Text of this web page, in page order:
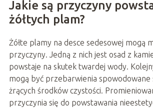
Jakie są przyczyny
żółtych plam?
Żółte plamy na desce sedesowej mogą
przyczyny. Jedną z nich jest osad z
powstaje na skutek twardej wody.
mogą być przebarwienia spowodowane
żrących środków czystości.
przyczynia się do powstawania